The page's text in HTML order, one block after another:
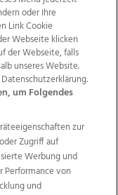
Kontakt
Jobs
Anzeigekunden
Werbung
Wimmer
Ischler Woche
OÖN Immobilien
Galerien
oder Ihre
Link Cookie
Webseite klicken
der Webseite, falls
unseres Website.
um Folgendes
zur
Zugriff auf
Werbung und
Performance von
und